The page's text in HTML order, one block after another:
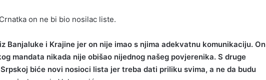
on ne bi bio nosilac liste.
Banjaluke i Krajine jer on nije imao s njima adekvatnu komunikaciju. On
mandata nikada nije obišao nijednog našeg povjerenika. S druge
biće novi nosioci lista jer treba dati priliku svima, a ne da budu